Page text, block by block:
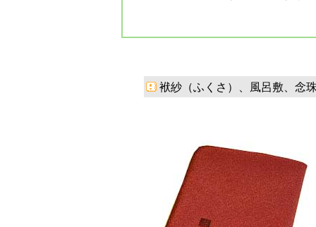
袱紗（ふくさ）、風呂敷、念